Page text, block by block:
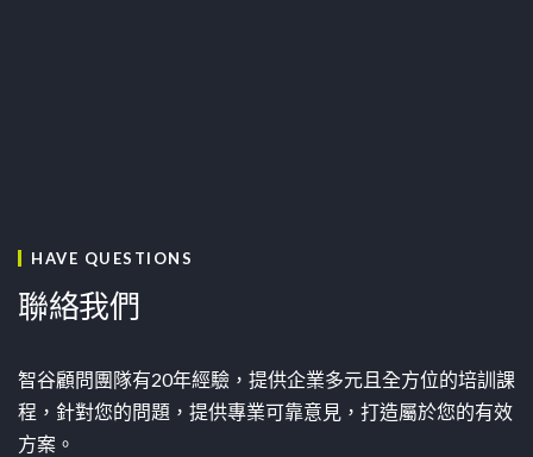
HAVE QUESTIONS
聯絡我們
智谷顧問團隊有20年經驗，提供企業多元且全方位的培訓課
程，針對您的問題，提供專業可靠意見，打造屬於您的有效
方案。